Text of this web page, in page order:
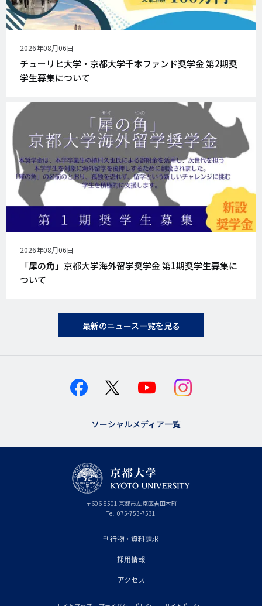
公
開
日
2026年08月06日
チューリヒ大学・京都大学千本ファンド奨学金 第2期奨
学生募集について
公
開
日
2026年08月06日
「犀の角」京都大学海外留学奨学金 第1期奨学生募集に
ついて
最新のニュース一覧を見る
ソーシャルメディア一覧
〒606-8501 京
都
府
京都市左京区吉田本町
Tel: 075-753-7531
刊行物・資料請求
採用情報
アクセス